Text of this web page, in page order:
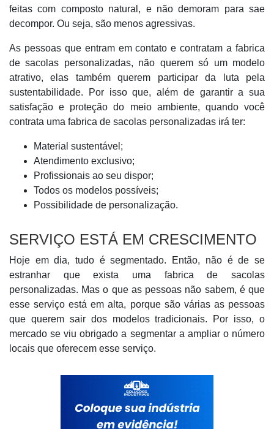
feitas com composto natural, e não demoram para sae
decompor. Ou seja, são menos agressivas.
As pessoas que entram em contato e contratam a fabrica
de sacolas personalizadas, não querem só um modelo
atrativo, elas também querem participar da luta pela
sustentabilidade. Por isso que, além de garantir a sua
satisfação e proteção do meio ambiente, quando você
contrata uma fabrica de sacolas personalizadas irá ter:
Material sustentável;
Atendimento exclusivo;
Profissionais ao seu dispor;
Todos os modelos possíveis;
Possibilidade de personalização.
SERVIÇO ESTÁ EM CRESCIMENTO
Hoje em dia, tudo é segmentado. Então, não é de se
estranhar que exista uma fabrica de sacolas
personalizadas. Mas o que as pessoas não sabem, é que
esse serviço está em alta, porque são várias as pessoas
que querem sair dos modelos tradicionais. Por isso, o
mercado se viu obrigado a segmentar a ampliar o número
locais que oferecem esse serviço.